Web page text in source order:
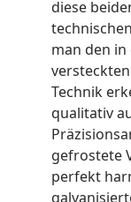
diese
man den
Technik
qualitativ
gefrostete
perfekt